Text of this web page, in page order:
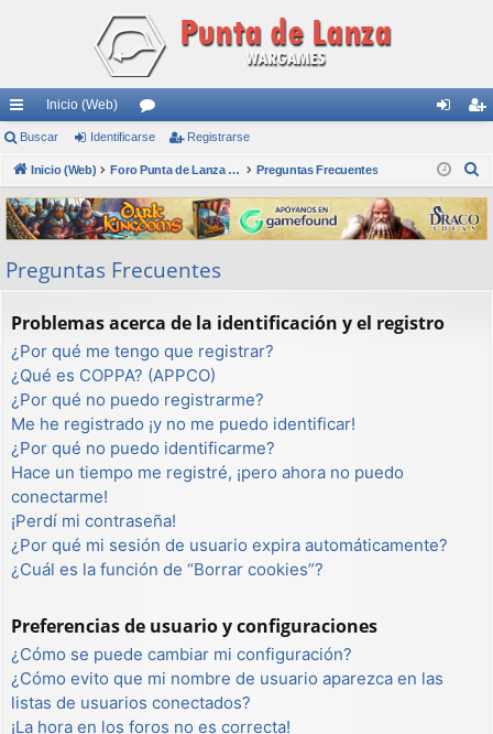
nl
ac
es
rá
pi
Inicio (Web)
or
os nti
fic
ar
ist
ra
rs
Buscar Identificarse Registrarse
Inicio (Web) Foro Punta de Lanza Wargames Preguntas Frecuentes
s
c
r
Preguntas Frecuentes
Problemas acerca de la identificación y el registro
¿Por qué me tengo que registrar?
¿Qué es COPPA? (APPCO)
¿Por qué no puedo registrarme?
Me he registrado ¡y no me puedo identificar!
¿Por qué no puedo identificarme?
Hace un tiempo me registré, ¡pero ahora no puedo
conectarme!
¡Perdí mi contraseña!
¿Por qué mi sesión de usuario expira automáticamente?
¿Cuál es la función de “Borrar cookies”?
Preferencias de usuario y configuraciones
¿Cómo se puede cambiar mi configuración?
¿Cómo evito que mi nombre de usuario aparezca en las
listas de usuarios conectados?
¡La hora en los foros no es correcta!